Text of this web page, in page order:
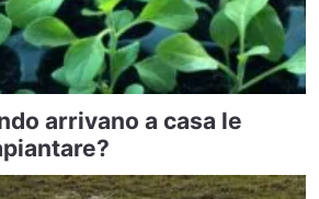
arrivano a casa le